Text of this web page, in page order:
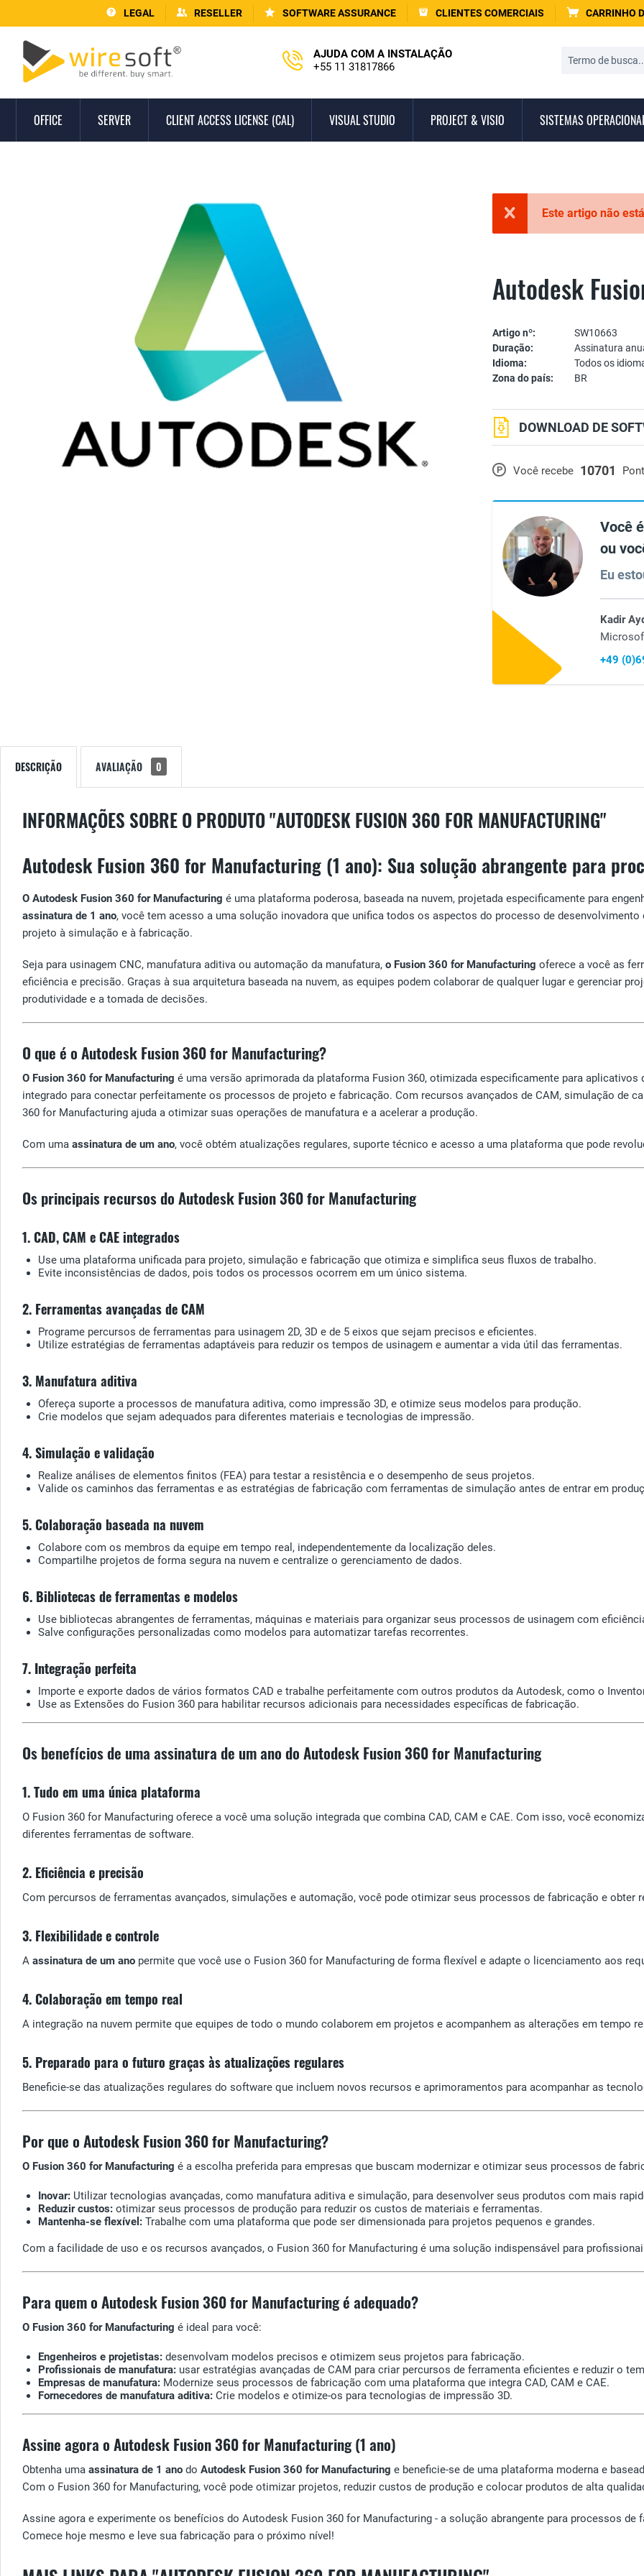
LEGAL RESELLER SOFTWARE ASSURANCE CLIENTES COMERCIAIS CARRINHO
AJUDA COM A INSTALAÇÃO
+55 11 31817866
OFFICE SERVER CLIENT ACCESS LICENSE (CAL) VISUAL STUDIO PROJECT & VISIO SISTEMAS
Este artigo não
Autodesk
Artigo nº:
SW10663
Duração:
Assinatura
Idioma:
Todos os
Zona do país:
BR
P Você recebe 10701
DOWNLOAD DE
Você
ou
Eu
Kadir
+49
DESCRIÇÃO AVALIAÇÃO 0
INFORMAÇÕES SOBRE O PRODUTO "AUTODESK FUSION 360 FOR MANUFACTURING"
Autodesk Fusion 360 for Manufacturing (1 ano): Sua solução abrangente para
O Autodesk Fusion 360 for Manufacturing é uma plataforma poderosa, baseada na nuvem, projetada especificamente para
assinatura de 1 ano, você tem acesso a uma solução inovadora que unifica todos os aspectos do processo de
projeto à simulação e à fabricação.
Seja para usinagem CNC, manufatura aditiva ou automação da manufatura, o Fusion 360 for Manufacturing oferece a você as
eficiência e precisão. Graças à sua arquitetura baseada na nuvem, as equipes podem colaborar de qualquer lugar e gerenciar
produtividade e a tomada de decisões.
O que é o Autodesk Fusion 360 for Manufacturing?
O Fusion 360 for Manufacturing é uma versão aprimorada da plataforma Fusion 360, otimizada especificamente para aplicativos
integrado para conectar perfeitamente os processos de projeto e fabricação. Com recursos avançados de CAM, simulação de
360 for Manufacturing ajuda a otimizar suas operações de manufatura e a acelerar a produção.
Com uma assinatura de um ano, você obtém atualizações regulares, suporte técnico e acesso a uma plataforma que pode
Os principais recursos do Autodesk Fusion 360 for Manufacturing
1. CAD, CAM e CAE integrados
Use uma plataforma unificada para projeto, simulação e fabricação que otimiza e simplifica seus fluxos de trabalho.
Evite inconsistências de dados, pois todos os processos ocorrem em um único sistema.
2. Ferramentas avançadas de CAM
Programe percursos de ferramentas para usinagem 2D, 3D e de 5 eixos que sejam precisos e eficientes.
Utilize estratégias de ferramentas adaptáveis para reduzir os tempos de usinagem e aumentar a vida útil das ferramentas.
3. Manufatura aditiva
Ofereça suporte a processos de manufatura aditiva, como impressão 3D, e otimize seus modelos para produção.
Crie modelos que sejam adequados para diferentes materiais e tecnologias de impressão.
4. Simulação e validação
Realize análises de elementos finitos (FEA) para testar a resistência e o desempenho de seus projetos.
Valide os caminhos das ferramentas e as estratégias de fabricação com ferramentas de simulação antes de entrar em
5. Colaboração baseada na nuvem
Colabore com os membros da equipe em tempo real, independentemente da localização deles.
Compartilhe projetos de forma segura na nuvem e centralize o gerenciamento de dados.
6. Bibliotecas de ferramentas e modelos
Use bibliotecas abrangentes de ferramentas, máquinas e materiais para organizar seus processos de usinagem com
Salve configurações personalizadas como modelos para automatizar tarefas recorrentes.
7. Integração perfeita
Importe e exporte dados de vários formatos CAD e trabalhe perfeitamente com outros produtos da Autodesk, como o
Use as Extensões do Fusion 360 para habilitar recursos adicionais para necessidades específicas de fabricação.
Os benefícios de uma assinatura de um ano do Autodesk Fusion 360 for Manufacturing
1. Tudo em uma única plataforma
O Fusion 360 for Manufacturing oferece a você uma solução integrada que combina CAD, CAM e CAE. Com isso, você
diferentes ferramentas de software.
2. Eficiência e precisão
Com percursos de ferramentas avançados, simulações e automação, você pode otimizar seus processos de fabricação e obter
3. Flexibilidade e controle
A assinatura de um ano permite que você use o Fusion 360 for Manufacturing de forma flexível e adapte o licenciamento aos
4. Colaboração em tempo real
A integração na nuvem permite que equipes de todo o mundo colaborem em projetos e acompanhem as alterações em tempo
5. Preparado para o futuro graças às atualizações regulares
Beneficie-se das atualizações regulares do software que incluem novos recursos e aprimoramentos para acompanhar as
Por que o Autodesk Fusion 360 for Manufacturing?
O Fusion 360 for Manufacturing é a escolha preferida para empresas que buscam modernizar e otimizar seus processos de
Inovar: Utilizar tecnologias avançadas, como manufatura aditiva e simulação, para desenvolver seus produtos com mais
Reduzir custos: otimizar seus processos de produção para reduzir os custos de materiais e ferramentas.
Mantenha-se flexível: Trabalhe com uma plataforma que pode ser dimensionada para projetos pequenos e grandes.
Com a facilidade de uso e os recursos avançados, o Fusion 360 for Manufacturing é uma solução indispensável para
Para quem o Autodesk Fusion 360 for Manufacturing é adequado?
O Fusion 360 for Manufacturing é ideal para você:
Engenheiros e projetistas: desenvolvam modelos precisos e otimizem seus projetos para fabricação.
Profissionais de manufatura: usar estratégias avançadas de CAM para criar percursos de ferramenta eficientes e reduzir o
Empresas de manufatura: Modernize seus processos de fabricação com uma plataforma que integra CAD, CAM e CAE.
Fornecedores de manufatura aditiva: Crie modelos e otimize-os para tecnologias de impressão 3D.
Assine agora o Autodesk Fusion 360 for Manufacturing (1 ano)
Obtenha uma assinatura de 1 ano do Autodesk Fusion 360 for Manufacturing e beneficie-se de uma plataforma moderna e
Com o Fusion 360 for Manufacturing, você pode otimizar projetos, reduzir custos de produção e colocar produtos de alta
Assine agora e experimente os benefícios do Autodesk Fusion 360 for Manufacturing - a solução abrangente para processos
Comece hoje mesmo e leve sua fabricação para o próximo nível!